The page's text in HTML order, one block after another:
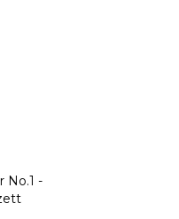
No.1 -